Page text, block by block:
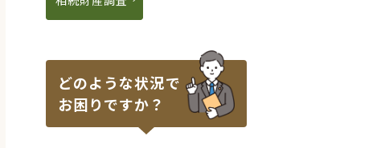
どのような状況で
お困りですか？